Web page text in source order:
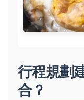
行程規劃
合？